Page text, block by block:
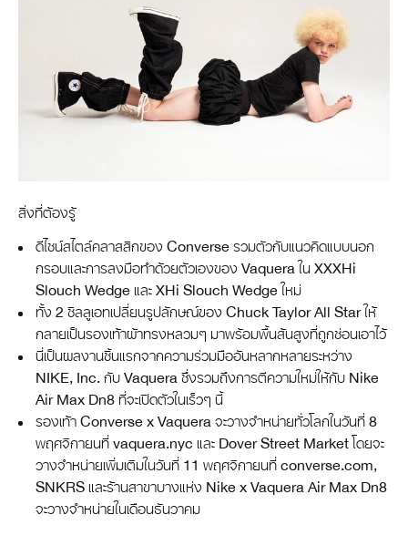
สิ่งที่ต้องรู้
ดีไซน์สไตล์คลาสสิกของ Converse รวมตัวกับแนวคิดแบบนอก
กรอบและการลงมือทำด้วยตัวเองของ Vaquera ใน XXXHi
Slouch Wedge และ XHi Slouch Wedge ใหม่
ทั้ง 2 ซิลลูเอทเปลี่ยนรูปลักษณ์ของ Chuck Taylor All Star ให้
กลายเป็นรองเท้าผ้าทรงหลวมๆ มาพร้อมพื้นส้นสูงที่ถูกซ่อนเอาไว้
นี่เป็นผลงานชิ้นแรกจากความร่วมมืออันหลากหลายระหว่าง
NIKE, Inc. กับ Vaquera ซึ่งรวมถึงการตีความใหม่ให้กับ Nike
Air Max Dn8 ที่จะเปิดตัวในเร็วๆ นี้
รองเท้า Converse x Vaquera จะวางจำหน่ายทั่วโลกในวันที่ 8
พฤศจิกายนที่ vaquera.nyc และ Dover Street Market โดยจะ
วางจำหน่ายเพิ่มเติมในวันที่ 11 พฤศจิกายนที่ converse.com,
SNKRS และร้านสาขาบางแห่ง Nike x Vaquera Air Max Dn8
จะวางจำหน่ายในเดือนธันวาคม